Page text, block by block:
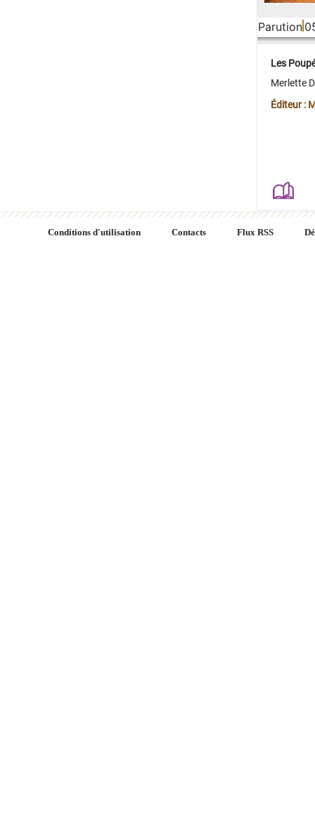
Parution
Les
Merlette
Éditeur :
Conditions d'utilisation Contacts Flux RSS